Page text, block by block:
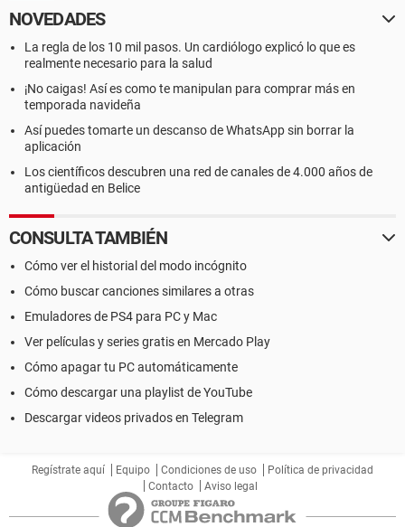
NOVEDADES
La regla de los 10 mil pasos. Un cardiólogo explicó lo que es
realmente necesario para la salud
¡No caigas! Así es como te manipulan para comprar más en
temporada navideña
Así puedes tomarte un descanso de WhatsApp sin borrar la
aplicación
Los científicos descubren una red de canales de 4.000 años de
antigüedad en Belice
CONSULTA TAMBIÉN
Cómo ver el historial del modo incógnito
Cómo buscar canciones similares a otras
Emuladores de PS4 para PC y Mac
Ver películas y series gratis en Mercado Play
Cómo apagar tu PC automáticamente
Cómo descargar una playlist de YouTube
Descargar videos privados en Telegram
Regístrate aquí Equipo Condiciones de uso
Política de privacidad
Contacto
Aviso legal